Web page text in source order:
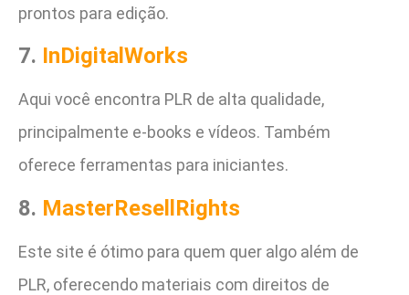
prontos para edição.
7. InDigitalWorks
Aqui você encontra PLR de alta qualidade,
principalmente e-books e vídeos. Também
oferece ferramentas para iniciantes.
8. MasterResellRights
Este site é ótimo para quem quer algo além de
PLR, oferecendo materiais com direitos de